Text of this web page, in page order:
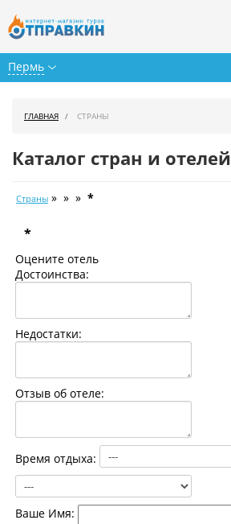
Пермь
Календарь туров
Цены дня
Страны
О нас
Контакты
ГЛАВНАЯ СТРАНЫ
Каталог стран и отелей
Страны » » » *
*
Оцените отель
Достоинства:
Недостатки:
Отзыв об отеле:
Время отдыха:
Ваше Имя: